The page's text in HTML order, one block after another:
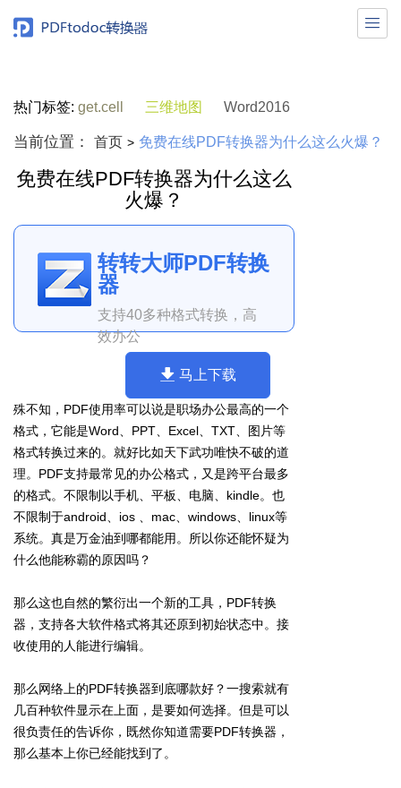

热门标签: get.cell 三维地图 Word2016
当前位置： 首页 > 免费在线PDF转换器为什么这么火爆？
免费在线PDF转换器为什么这么
火爆？
转转大师PDF转换
器
支持40多种格式转换，高
效办公
马上下载
殊不知，PDF使用率可以说是职场办公最高的一个
格式，它能是Word、PPT、Excel、TXT、图片等
格式转换过来的。就好比如天下武功唯快不破的道
理。PDF支持最常见的办公格式，又是跨平台最多
的格式。不限制以手机、平板、电脑、kindle。也
不限制于android、ios 、mac、windows、linux等
系统。真是万金油到哪都能用。所以你还能怀疑为
什么他能称霸的原因吗？
那么这也自然的繁衍出一个新的工具，PDF转换
器，支持各大软件格式将其还原到初始状态中。接
收使用的人能进行编辑。
那么网络上的PDF转换器到底哪款好？一搜索就有
几百种软件显示在上面，是要如何选择。但是可以
很负责任的告诉你，既然你知道需要PDF转换器，
那么基本上你已经能找到了。